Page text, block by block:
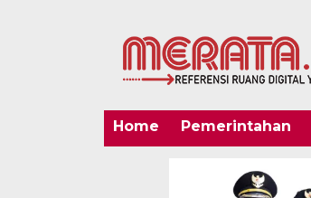
Home Pemerintahan